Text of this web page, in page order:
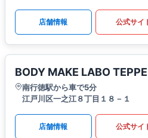
店舗情報 公式サイ
BODY MAKE LABO
南行徳駅から車で5分
江戸川区一之江８丁目１８－１
店舗情報 公式サイ